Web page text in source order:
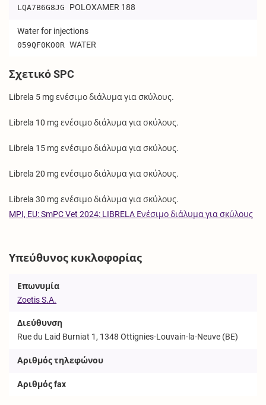
LQA7B6G8JG POLOXAMER 188
Water for injections
059QF0KO0RWATER
Σχετικό SPC
Librela 5 mg ενέσιμο διάλυμα για σκύλους.
Librela 10 mg ενέσιμο διάλυμα για σκύλους.
Librela 15 mg ενέσιμο διάλυμα για σκύλους.
Librela 20 mg ενέσιμο διάλυμα για σκύλους.
Librela 30 mg ενέσιμο διάλυμα για σκύλους.
MPI, EU: SmPC Vet 2024: LIBRELA Ενέσιμο διάλυμα για σκύλους
Υπεύθυνος κυκλοφορίας
Επωνυμία
Zoetis S.A.
Διεύθυνση
Rue du Laid Burniat 1, 1348 Ottignies-Louvain-la-Neuve (BE)
Αριθμός τηλεφώνου
Αριθμός fax